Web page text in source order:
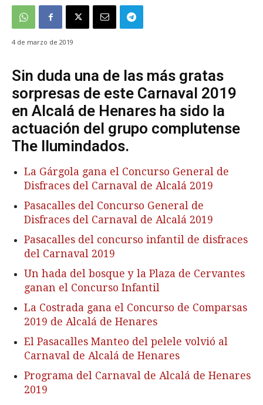
4 de marzo de 2019
Sin duda una de las más gratas
sorpresas de este Carnaval 2019
en Alcalá de Henares ha sido la
actuación del grupo complutense
The Ilumindados.
La Gárgola gana el Concurso General de
Disfraces del Carnaval de Alcalá 2019
Pasacalles del Concurso General de
Disfraces del Carnaval de Alcalá 2019
Pasacalles del concurso infantil de disfraces
del Carnaval 2019
Un hada del bosque y la Plaza de Cervantes
ganan el Concurso Infantil
La Costrada gana el Concurso de Comparsas
2019 de Alcalá de Henares
El Pasacalles Manteo del pelele volvió al
Carnaval de Alcalá de Henares
Programa del Carnaval de Alcalá de Henares
2019